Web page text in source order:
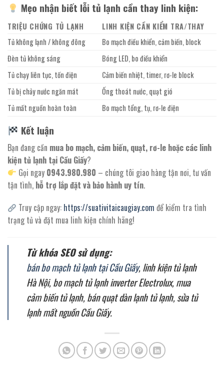
Mẹo nhận biết lỗi tủ lạnh cần thay linh kiện:
TRIỆU CHỨNG TỦ LẠNH
LINH KIỆN CẦN KIỂM TRA/THAY
Tủ không lạnh / không đông
Bo mạch điều khiển, cảm biến, block
Đèn tủ không sáng
Bóng LED, bo điều khiển
Tủ chạy liên tục, tốn điện
Cảm biến nhiệt, timer, rơ-le block
Tủ bị chảy nước ngăn mát
Ống thoát nước, quạt gió
Tủ mất nguồn hoàn toàn
Bo mạch tổng, tụ, rơ-le điện
Kết luận
Bạn đang cần mua bo mạch, cảm biến, quạt, rơ-le hoặc các linh
kiện tủ lạnh tại Cầu Giấy?
Gọi ngay 0943.980.980 – chúng tôi giao hàng tận nơi, tư vấn
tận tình, hỗ trợ lắp đặt và bảo hành uy tín.
Truy cập ngay: https://suativitaicaugiay.com để kiểm tra tình
trạng tủ và đặt mua linh kiện chính hãng!
Từ khóa SEO sử dụng:
bán bo mạch tủ lạnh tại Cầu Giấy, linh kiện tủ lạnh
Hà Nội, bo mạch tủ lạnh inverter Electrolux, mua
cảm biến tủ lạnh, bán quạt dàn lạnh tủ lạnh, sửa tủ
lạnh mất nguồn Cầu Giấy.